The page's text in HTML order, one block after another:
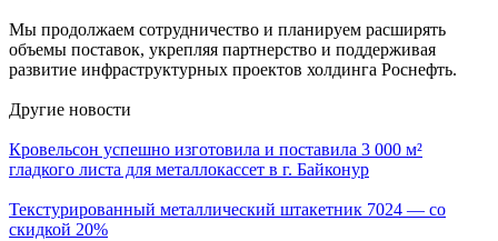
Мы продолжаем сотрудничество и планируем расширять
объемы поставок, укрепляя партнерство и поддерживая
развитие инфраструктурных проектов холдинга Роснефть.
Другие новости
Кровельсон успешно изготовила и поставила 3 000 м²
гладкого листа для металлокассет в г. Байконур
Текстурированный металлический штакетник 7024 — со
скидкой 20%